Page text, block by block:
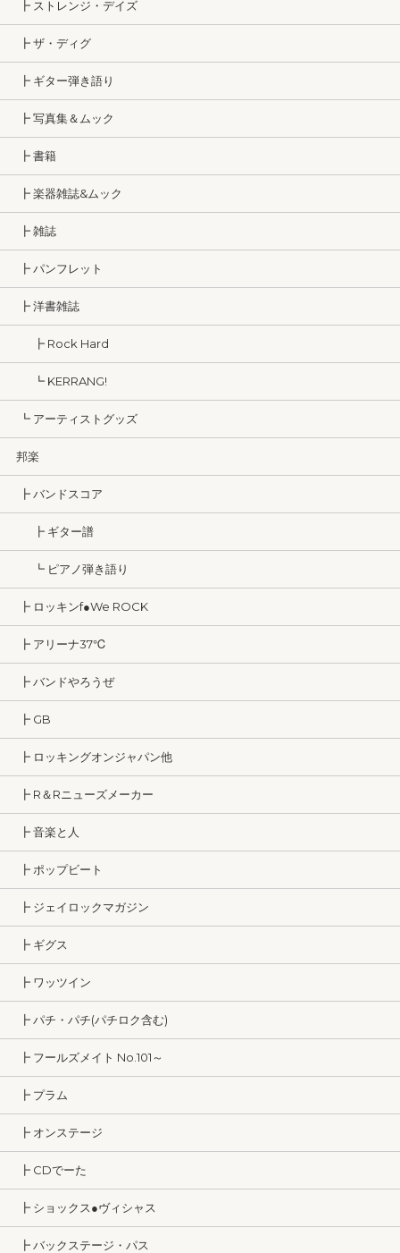
┣ ストレンジ・デイズ
┣ ザ・ディグ
┣ ギター弾き語り
┣ 写真集＆ムック
┣ 書籍
┣ 楽器雑誌&ムック
┣ 雑誌
┣ パンフレット
┣ 洋書雑誌
┣ Rock Hard
┗ KERRANG!
┗ アーティストグッズ
邦楽
┣ バンドスコア
┣ ギター譜
┗ ピアノ弾き語り
┣ ロッキンf●We ROCK
┣ アリーナ37℃
┣ バンドやろうぜ
┣ GB
┣ ロッキングオンジャパン他
┣ R＆Rニューズメーカー
┣ 音楽と人
┣ ポップビート
┣ ジェイロックマガジン
┣ ギグス
┣ ワッツイン
┣ パチ・パチ(パチロク含む)
┣ フールズメイト No.101～
┣ プラム
┣ オンステージ
┣ CDでーた
┣ ショックス●ヴィシャス
┣ バックステージ・パス